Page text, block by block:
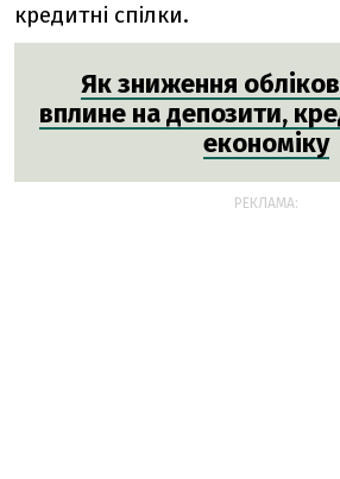
кредитні спілки.
Як зниження
вплине на депозити,
економіку
РЕКЛАМА: